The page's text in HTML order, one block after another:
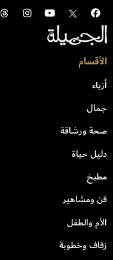
الأقسام
أزياء
جمال
صحة ورشاقة
دليل حياة
مطبخ
فن ومشاهير
الأم والطفل
زفاف وخطوبة